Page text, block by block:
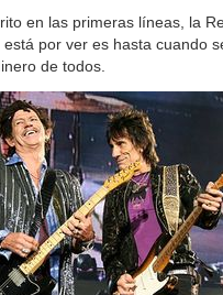
en las primeras líneas, la
por ver es hasta cuando
de todos.